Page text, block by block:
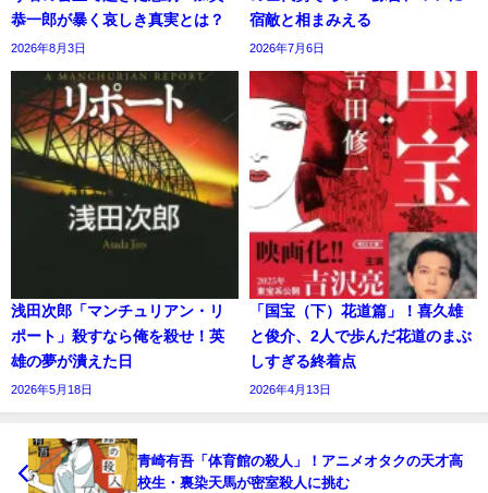
恭一郎が暴く哀しき真実とは？
2026年8月3日
宿敵と相まみえる
2026年7月6日
浅田次郎「マンチュリアン・リ
ポート」殺すなら俺を殺せ！英
雄の夢が潰えた日
2026年5月18日
「国宝（下）花道篇」！喜久雄
と俊介、2人で歩んだ花道のまぶ
しすぎる終着点
2026年4月13日
青崎有吾「体育館の殺人」！アニメオタクの天才高
校生・裏染天馬が密室殺人に挑む